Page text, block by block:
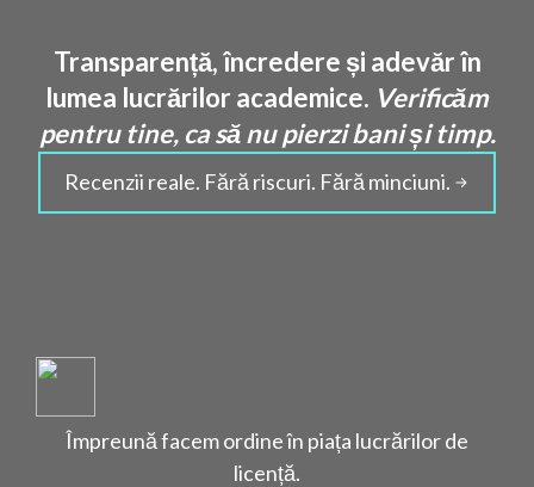
Transparență, încredere și adevăr în
lumea lucrărilor academice. Verificăm
pentru tine, ca să nu pierzi bani și timp.
Recenzii reale. Fără riscuri. Fără minciuni.
Împreună facem ordine în piața lucrărilor de
licență.